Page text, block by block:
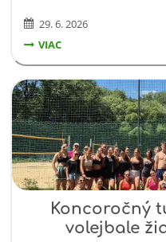
LIGA
VIAC
29. 6. 2026
Koncoročný
volejbale
Koncoročný
turnaj
Čítať viac